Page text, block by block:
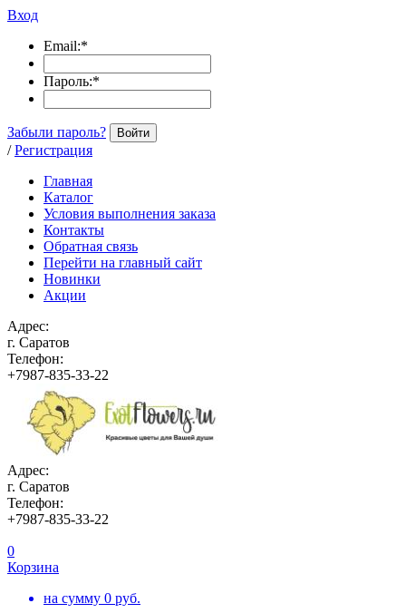
Вход
Email:*
Пароль:*
Забыли пароль? Войти
/ Регистрация
Главная
Каталог
Условия выполнения заказа
Контакты
Обратная связь
Перейти на главный сайт
Новинки
Акции
Адрес:
г. Саратов
Телефон:
+7987-835-33-22
Адрес:
г. Саратов
Телефон:
+7987-835-33-22
0
Корзина
на сумму 0 руб.